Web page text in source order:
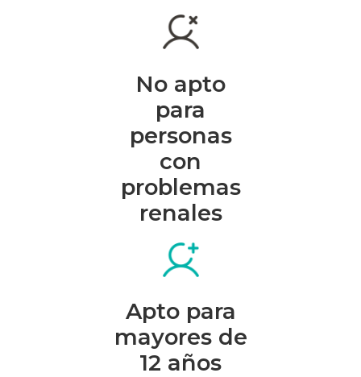
No apto
para
personas
con
problemas
renales
Apto para
mayores de
12 años